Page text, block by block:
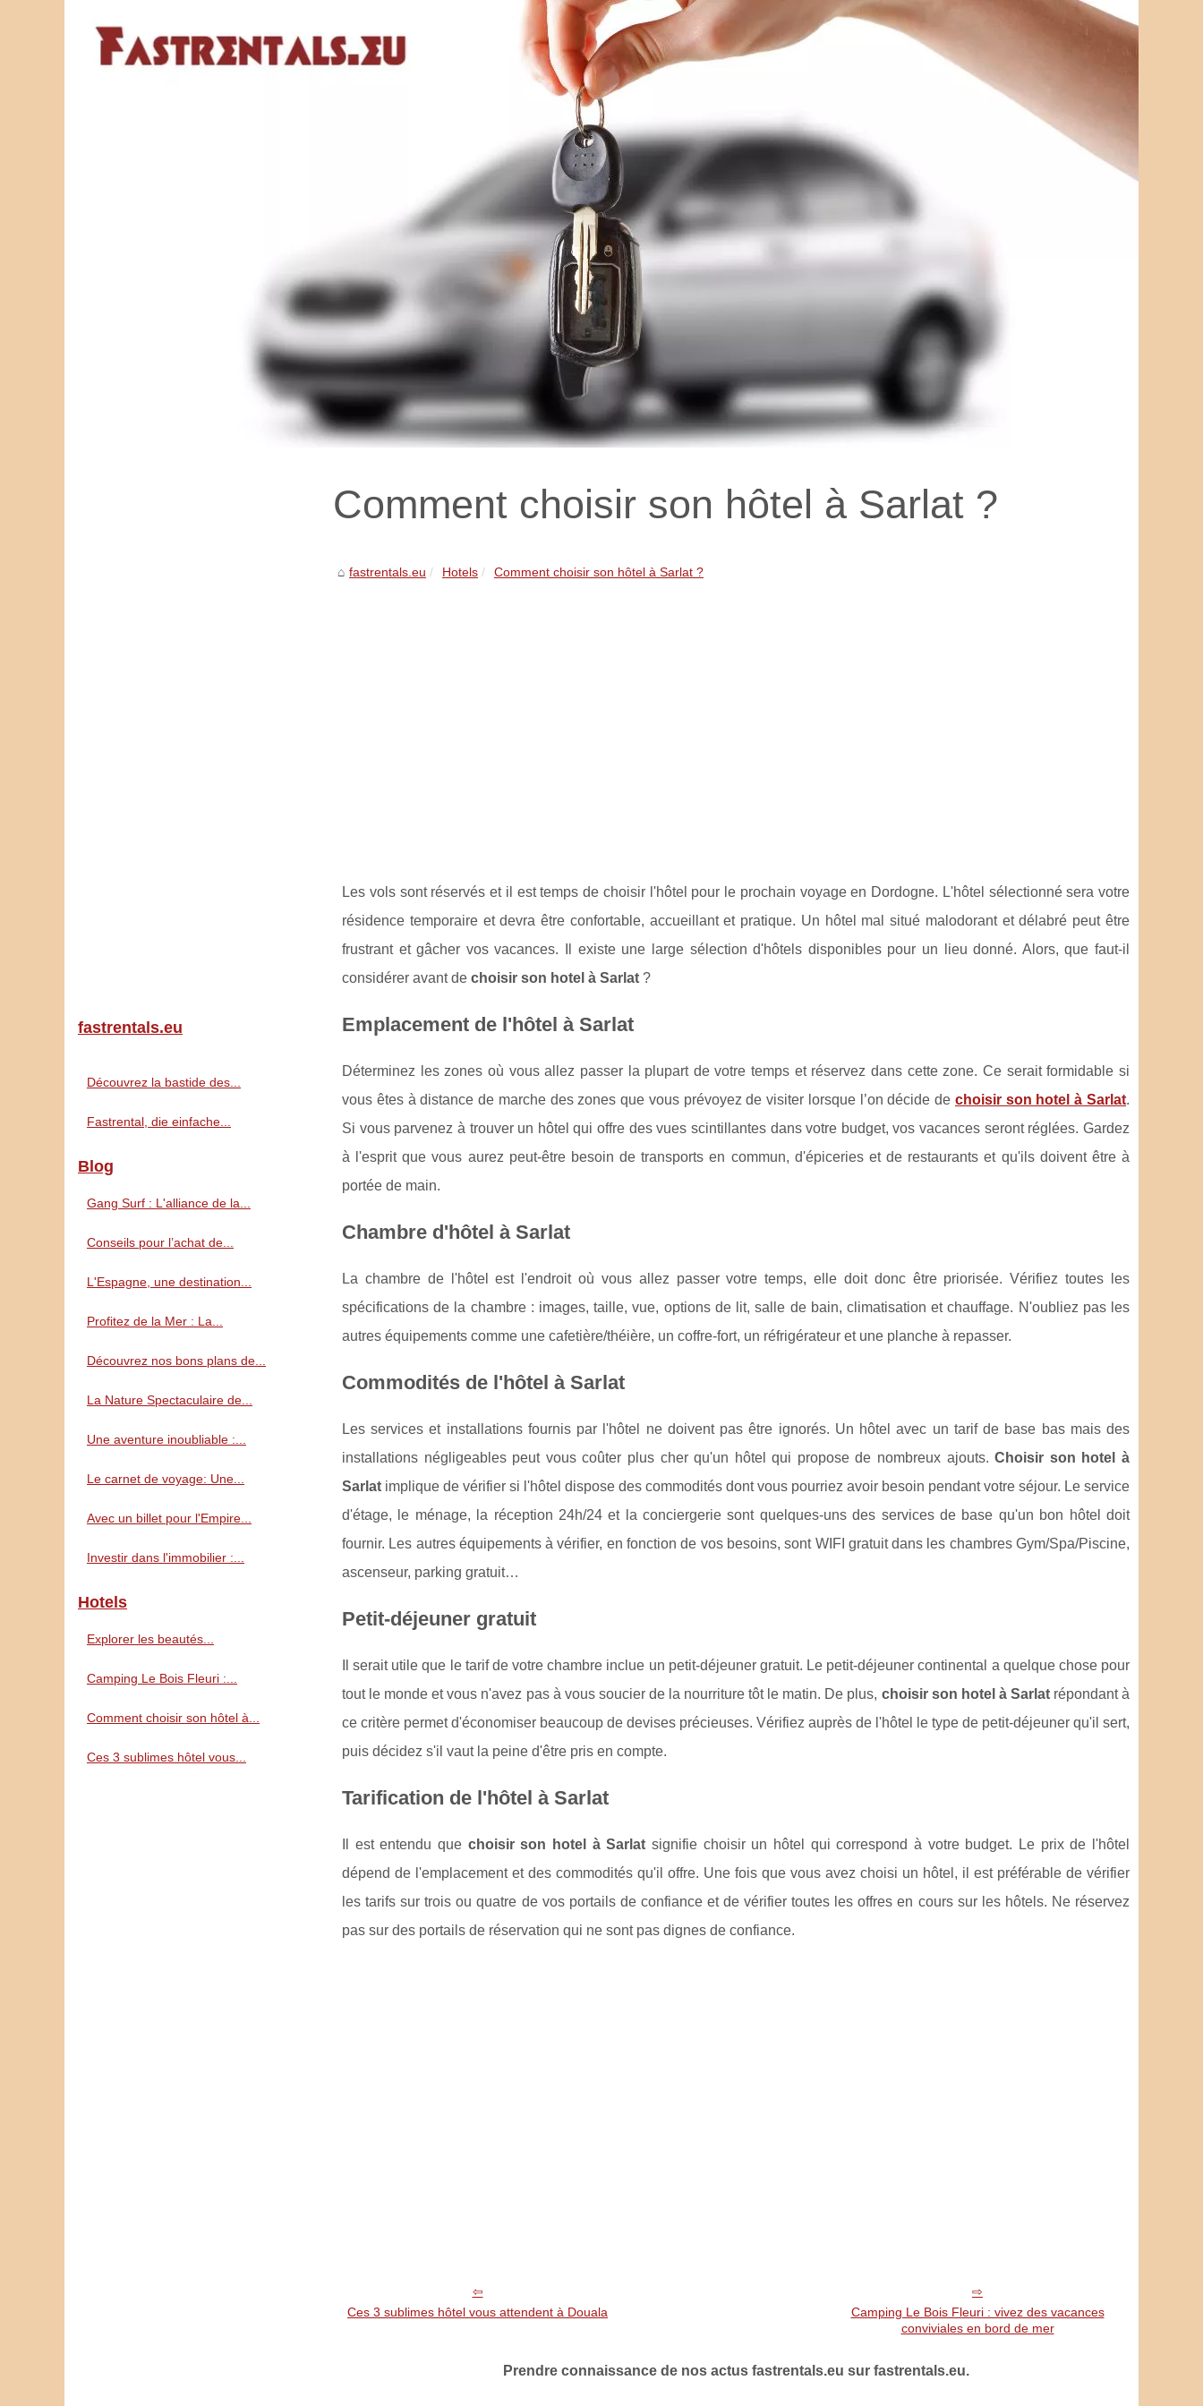
Comment choisir son hôtel à Sarlat ?
fastrentals.eu Hotels Comment choisir son hôtel à Sarlat ?
Les vols sont réservés et il est temps de choisir l'hôtel pour le prochain voyage en Dordogne. L'hôtel sélectionné sera votre
résidence temporaire et devra être confortable, accueillant et pratique. Un hôtel mal situé malodorant et délabré peut être
frustrant et gâcher vos vacances. Il existe une large sélection d'hôtels disponibles pour un lieu donné. Alors, que faut-il
considérer avant de choisir son hotel à Sarlat ?
Emplacement de l'hôtel à Sarlat
Déterminez les zones où vous allez passer la plupart de votre temps et réservez dans cette zone. Ce serait formidable si
vous êtes à distance de marche des zones que vous prévoyez de visiter lorsque l’on décide de choisir son hotel à Sarlat.
Si vous parvenez à trouver un hôtel qui offre des vues scintillantes dans votre budget, vos vacances seront réglées. Gardez
à l'esprit que vous aurez peut-être besoin de transports en commun, d'épiceries et de restaurants et qu'ils doivent être à
portée de main.
Chambre d'hôtel à Sarlat
La chambre de l'hôtel est l'endroit où vous allez passer votre temps, elle doit donc être priorisée. Vérifiez toutes les
spécifications de la chambre : images, taille, vue, options de lit, salle de bain, climatisation et chauffage. N'oubliez pas les
autres équipements comme une cafetière/théière, un coffre-fort, un réfrigérateur et une planche à repasser.
Commodités de l'hôtel à Sarlat
Les services et installations fournis par l'hôtel ne doivent pas être ignorés. Un hôtel avec un tarif de base bas mais des
installations négligeables peut vous coûter plus cher qu'un hôtel qui propose de nombreux ajouts.Choisir son hotel à
Sarlat implique de vérifier si l'hôtel dispose des commodités dont vous pourriez avoir besoin pendant votre séjour. Le service
d'étage, le ménage, la réception 24h/24 et la conciergerie sont quelques-uns des services de base qu'un bon hôtel doit
fournir. Les autres équipements à vérifier, en fonction de vos besoins, sont WIFI gratuit dans les chambres Gym/Spa/Piscine,
ascenseur, parking gratuit…
Petit-déjeuner gratuit
Il serait utile que le tarif de votre chambre inclue un petit-déjeuner gratuit. Le petit-déjeuner continental a quelque chose pour
tout le monde et vous n'avez pas à vous soucier de la nourriture tôt le matin. De plus, choisir son hotel à Sarlatrépondant à
ce critère permet d'économiser beaucoup de devises précieuses. Vérifiez auprès de l'hôtel le type de petit-déjeuner qu'il sert,
puis décidez s'il vaut la peine d'être pris en compte.
Tarification de l'hôtel à Sarlat
Il est entendu que choisir son hotel à Sarlat signifie choisir un hôtel qui correspond à votre budget. Le prix de l'hôtel
dépend de l'emplacement et des commodités qu'il offre. Une fois que vous avez choisi un hôtel, il est préférable de vérifier
les tarifs sur trois ou quatre de vos portails de confiance et de vérifier toutes les offres en cours sur les hôtels. Ne réservez
pas sur des portails de réservation qui ne sont pas dignes de confiance.
Ces 3 sublimes hôtel vous attendent à Douala
Camping Le Bois Fleuri : vivez des vacances
conviviales en bord de mer
Prendre connaissance de nos actus fastrentals.eu sur fastrentals.eu.
fastrentals.eu
Découvrez la bastide des...
Fastrental, die einfache...
Blog
Gang Surf : L'alliance de la...
Conseils pour l’achat de...
L'Espagne, une destination...
Profitez de la Mer : La...
Découvrez nos bons plans de...
La Nature Spectaculaire de...
Une aventure inoubliable :...
Le carnet de voyage: Une...
Avec un billet pour l'Empire...
Investir dans l'immobilier :...
Hotels
Explorer les beautés...
Camping Le Bois Fleuri :...
Comment choisir son hôtel à...
Ces 3 sublimes hôtel vous...